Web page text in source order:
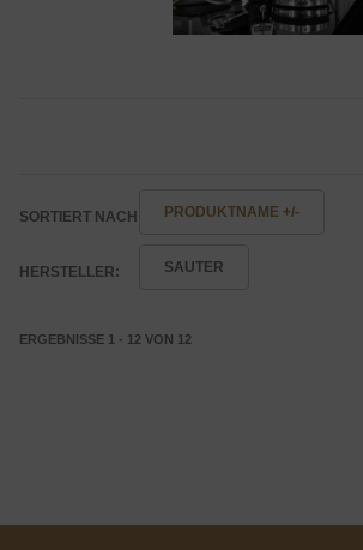
SORTIERT NACH PRODUKTNAME +/-
HERSTELLER: SAUTER
ERGEBNISSE 1 - 12 VON 12